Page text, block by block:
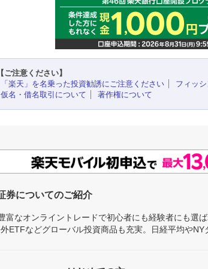
【ご注意ください】
「楽天」を名乗った投資勧誘にご注意ください
フィッ
仮名・借名取引について
著作権について
券についてのご紹介
富なオンライントレードで初心者にも経験者にも選
ETFなどグローバル投資商品も充実。日経平均やNY